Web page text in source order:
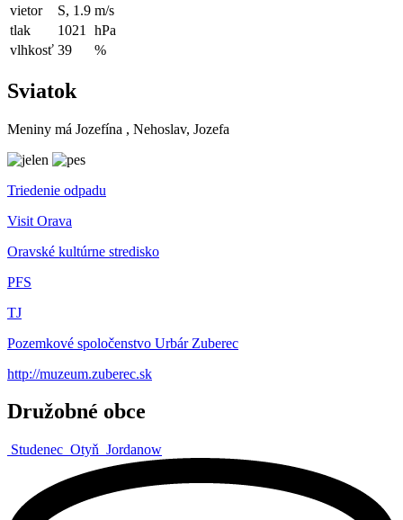
vietor
S, 1.9 m/s
tlak
1021
hPa
vlhkosť 39 %
Sviatok
Meniny má Jozefína , Nehoslav, Jozefa
Triedenie odpadu
Visit Orava
Oravské kultúrne stredisko
PFS
TJ
Pozemkové spoločenstvo Urbár Zuberec
http://muzeum.zuberec.sk
Družobné obce
Studenec Otyň Jordanow